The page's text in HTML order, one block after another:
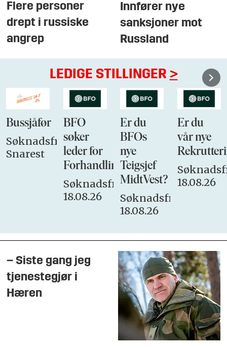
Flere personer
drept i russiske
angrep
Innfører nye
sanksjoner mot
Russland
LEDIGE STILLINGER >
Bussjåfør
Søknadsfrist:
Snarest
BFO
søker
leder for
Forhandlingsutvalget
Søknadsfrist:
18.08.26
Er du
BFOs
nye
Teigsjef
MidtVest?
Søknadsfrist:
18.08.26
Er du
vår nye
18.08.26
– Siste gang jeg
tjenestegjør i
Hæren